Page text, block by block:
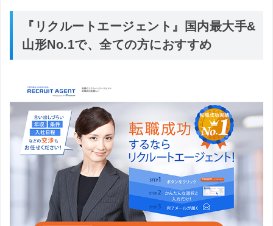
『リクルートエージェント』国内最大手&
山形No.1で、全ての方におすすめ